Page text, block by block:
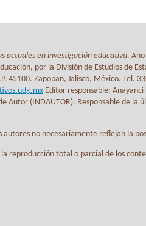
actuales en investigación educativa.
por la División de Estudios de
45100. Zapopan, Jalisco, México. Tel.
Editor responsable:
Autor (INDAUTOR). Responsable de
autores no necesariamente reflejan la
reproducción total o parcial de los